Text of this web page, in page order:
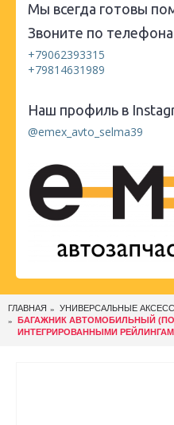
Мы всегда готовы
Звоните по
+79062393315
+79814631989
Наш профиль в
@emex_avto_selma39
ГЛАВНАЯ УНИВЕРСАЛЬНЫЕ
БАГАЖНИК АВТОМОБИЛЬНЫЙ
ИНТЕГРИРОВАННЫМИ РЕЙЛИНГАМИ